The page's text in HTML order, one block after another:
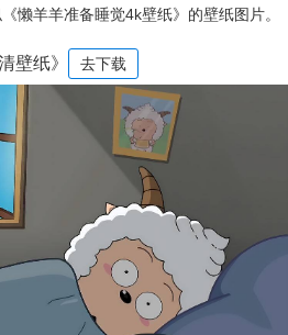
懒羊羊准备睡觉4k壁纸》的壁纸图片。
壁纸》 去下载